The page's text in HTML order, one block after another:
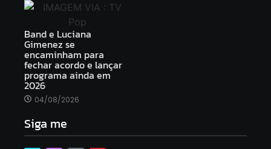
Band e Luciana
Gimenez se
encaminham para
fechar acordo e lançar
programa ainda em
2026
04/08/2026
Siga me